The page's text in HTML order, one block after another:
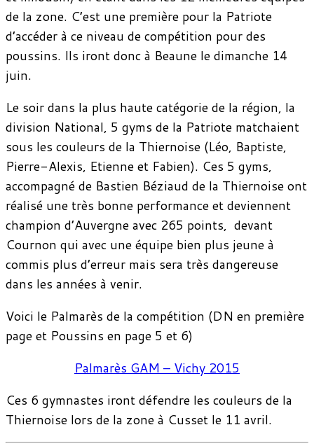
de la zone. C’est une première pour la Patriote
d’accéder à ce niveau de compétition pour des
poussins. Ils iront donc à Beaune le dimanche 14
juin.
Le soir dans la plus haute catégorie de la région, la
division National, 5 gyms de la Patriote matchaient
sous les couleurs de la Thiernoise (Léo, Baptiste,
Pierre-Alexis, Etienne et Fabien). Ces 5 gyms,
accompagné de Bastien Béziaud de la Thiernoise ont
réalisé une très bonne performance et deviennent
champion d’Auvergne avec 265 points, devant
Cournon qui avec une équipe bien plus jeune à
commis plus d’erreur mais sera très dangereuse
dans les années à venir.
Voici le Palmarès de la compétition (DN en première
page et Poussins en page 5 et 6)
Palmarès GAM – Vichy 2015
Ces 6 gymnastes iront défendre les couleurs de la
Thiernoise lors de la zone à Cusset le 11 avril.